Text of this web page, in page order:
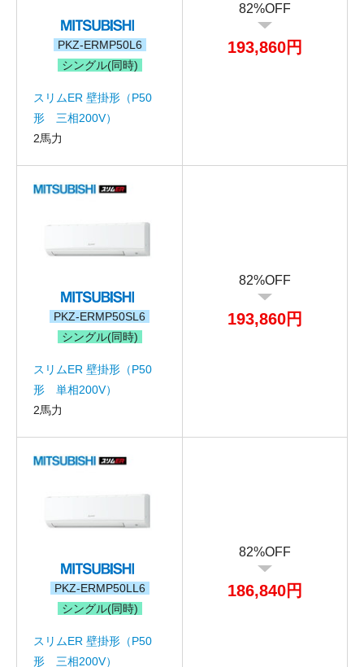
PKZ-ERMP50L6
シングル(同時)
スリムER 壁掛形（P50
形 三相200V）
2馬力
82%OFF
193,860円
PKZ-ERMP50SL6
シングル(同時)
スリムER 壁掛形（P50
形 単相200V）
2馬力
82%OFF
193,860円
PKZ-ERMP50LL6
シングル(同時)
スリムER 壁掛形（P50
形 三相200V）
82%OFF
186,840円